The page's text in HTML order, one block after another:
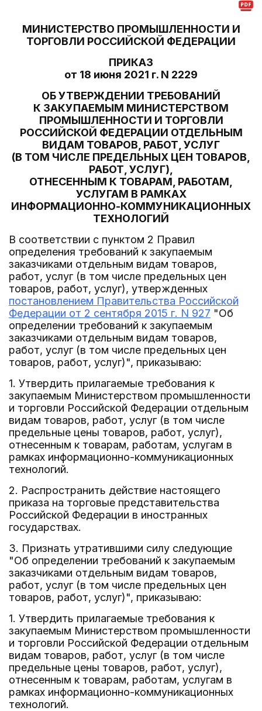
МИНИСТЕРСТВО ПРОМЫШЛЕННОСТИ И
ТОРГОВЛИ РОССИЙСКОЙ ФЕДЕРАЦИИ
ПРИКАЗ
от 18 июня 2021 г. N 2229
ОБ УТВЕРЖДЕНИИ ТРЕБОВАНИЙ
К ЗАКУПАЕМЫМ МИНИСТЕРСТВОМ
ПРОМЫШЛЕННОСТИ И ТОРГОВЛИ
РОССИЙСКОЙ ФЕДЕРАЦИИ ОТДЕЛЬНЫМ
ВИДАМ ТОВАРОВ, РАБОТ, УСЛУГ
(В ТОМ ЧИСЛЕ ПРЕДЕЛЬНЫХ ЦЕН ТОВАРОВ,
РАБОТ, УСЛУГ),
ОТНЕСЕННЫМ К ТОВАРАМ, РАБОТАМ,
УСЛУГАМ В РАМКАХ
ИНФОРМАЦИОННО-КОММУНИКАЦИОННЫХ
ТЕХНОЛОГИЙ
В соответствии с пунктом 2 Правил
определения требований к закупаемым
заказчиками отдельным видам товаров,
работ, услуг (в том числе предельных цен
товаров, работ, услуг), утвержденных
постановлением Правительства Российской
Федерации от 2 сентября 2015 г. N 927 "Об
определении требований к закупаемым
заказчиками отдельным видам товаров,
работ, услуг (в том числе предельных цен
товаров, работ, услуг)", приказываю:
1. Утвердить прилагаемые требования к
закупаемым Министерством промышленности
и торговли Российской Федерации отдельным
видам товаров, работ, услуг (в том числе
предельные цены товаров, работ, услуг),
отнесенным к товарам, работам, услугам в
рамках информационно-коммуникационных
технологий.
2. Распространить действие настоящего
приказа на торговые представительства
Российской Федерации в иностранных
государствах.
3. Признать утратившими силу следующие
"Об определении требований к закупаемым
заказчиками отдельным видам товаров,
работ, услуг (в том числе предельных цен
товаров, работ, услуг)", приказываю:
1. Утвердить прилагаемые требования к
закупаемым Министерством промышленности
и торговли Российской Федерации отдельным
видам товаров, работ, услуг (в том числе
предельные цены товаров, работ, услуг),
отнесенным к товарам, работам, услугам в
рамках информационно-коммуникационных
технологий.